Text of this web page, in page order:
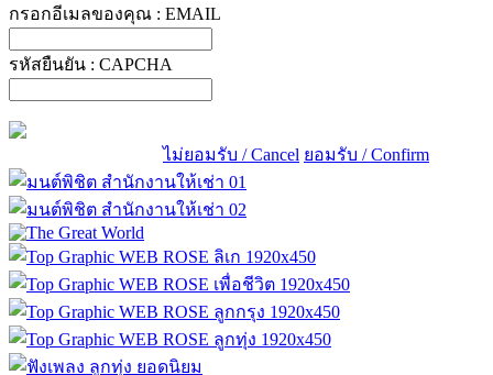
กรอกอีเมลของคุณ : EMAIL
รหัสยืนยัน : CAPCHA
ไม่ยอมรับ / Cancel ยอมรับ / Confirm